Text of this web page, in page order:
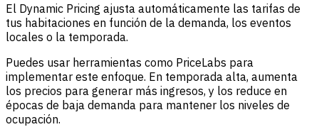
El Dynamic Pricing ajusta automáticamente las tarifas de
tus habitaciones en función de la demanda, los eventos
locales o la temporada.
Puedes usar herramientas como PriceLabs para
implementar este enfoque. En temporada alta, aumenta
los precios para generar más ingresos, y los reduce en
épocas de baja demanda para mantener los niveles de
ocupación.